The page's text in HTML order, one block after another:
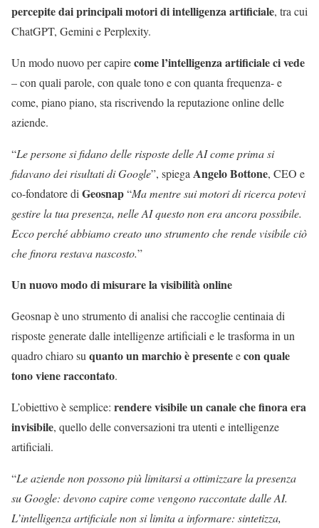
percepite dai principali motori di intelligenza artificiale, tra cui
ChatGPT, Gemini e Perplexity.
Un modo nuovo per capirecome l’intelligenza artificiale ci vede
– con quali parole, con quale tono e con quanta frequenza- e
come, piano piano, sta riscrivendo la reputazione online delle
aziende.
“Le persone si fidano delle risposte delle AI come prima si
fidavano dei risultati di Google”, spiega Angelo Bottone, CEO e
co-fondatore di Geosnap“Ma mentre sui motori di ricerca potevi
gestire la tua presenza, nelle AI questo non era ancora possibile.
Ecco perché abbiamo creato uno strumento che rende visibile ciò
che finora restava nascosto.”
Un nuovo modo di misurare la visibilità online
Geosnap è uno strumento di analisi che raccoglie centinaia di
risposte generate dalle intelligenze artificiali e le trasforma in un
quadro chiaro su quanto un marchio è presenteecon quale
tono viene raccontato.
L’obiettivo è semplice: rendere visibile un canale che finora era
invisibile, quello delle conversazioni tra utenti e intelligenze
artificiali.
“Le aziende non possono più limitarsi a ottimizzare la presenza
su Google: devono capire come vengono raccontate dalle AI.
L’intelligenza artificiale non si limita a informare: sintetizza,